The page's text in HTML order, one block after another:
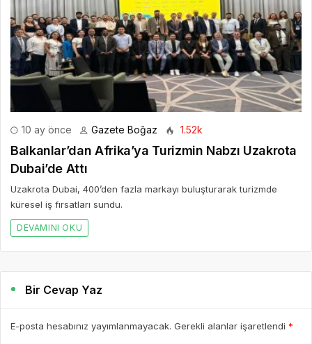
10 ay önce Gazete Boğaz 1.52k
Balkanlar’dan Afrika’ya Turizmin Nabzı Uzakrota
Dubai’de Attı
Uzakrota Dubai, 400’den fazla markayı buluşturarak turizmde
küresel iş fırsatları sundu.
DEVAMINI OKU
Bir Cevap Yaz
E-posta hesabınız yayımlanmayacak. Gerekli alanlar işaretlendi *